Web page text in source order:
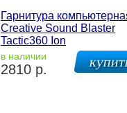
Гарнитура
Creative Sound Blaster
Tactic360 Ion
в наличии
2810 р.